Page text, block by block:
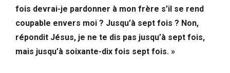
fois devrai-je pardonner à mon frère s’il se rend
coupable envers moi ? Jusqu’à sept fois ? Non,
répondit Jésus, je ne te dis pas jusqu’à sept fois,
mais jusqu’à soixante-dix fois sept fois. »